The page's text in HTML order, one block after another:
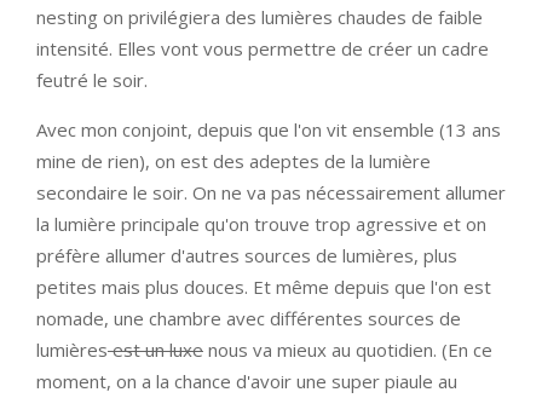
nesting on privilégiera des lumières chaudes de faible
intensité. Elles vont vous permettre de créer un cadre
feutré le soir.
Avec mon conjoint, depuis que l'on vit ensemble (13 ans
mine de rien), on est des adeptes de la lumière
secondaire le soir. On ne va pas nécessairement allumer
la lumière principale qu'on trouve trop agressive et on
préfère allumer d'autres sources de lumières, plus
petites mais plus douces. Et même depuis que l'on est
nomade, une chambre avec différentes sources de
lumièresest un luxe nous va mieux au quotidien. (En ce
moment, on a la chance d'avoir une super piaule au